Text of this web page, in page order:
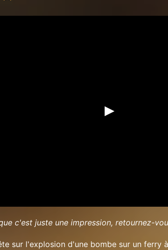
c'est juste une impression, retournez-
sur l'explosion d'une bombe sur un ferry